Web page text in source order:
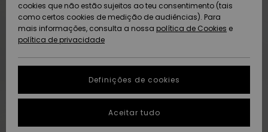
Artigos
recém-
chegados
Coleções
Artigos
recém-
chegados
Highlights
Community
AJUDA
Protecção de
dados
Guia de
tamanhos
conversa para
obteres a
SUSTAINABILITY
PRESENTE
cookies que não estão sujeitos ao teu consentimento (tais
como certos cookies de medição de audiências). Para
mais informações, consulta a nossa política de Cookies e
política de privacidade
Definições de cookies
Aceitar tudo